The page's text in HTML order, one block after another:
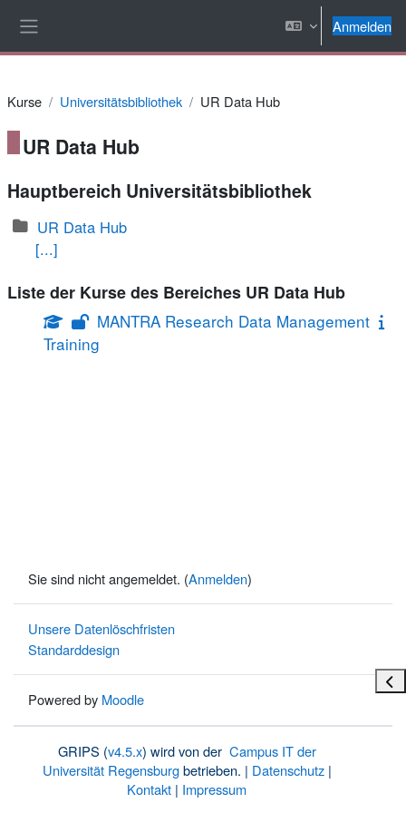
Anmelden
Kurse Universitätsbibliothek UR Data Hub
UR Data Hub
Hauptbereich Universitätsbibliothek
UR Data Hub
[...]
Liste der Kurse des Bereiches UR Data Hub
MANTRA Research Data Management
Training
Sie sind nicht angemeldet. (Anmelden)
Unsere Datenlöschfristen
Standarddesign
Powered by Moodle
GRIPS (v4.5.x) wird von der Campus IT der
Universität Regensburgbetrieben. | Datenschutz|
Kontakt | Impressum